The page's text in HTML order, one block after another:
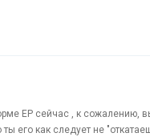
EP сейчас , к
его как следует не